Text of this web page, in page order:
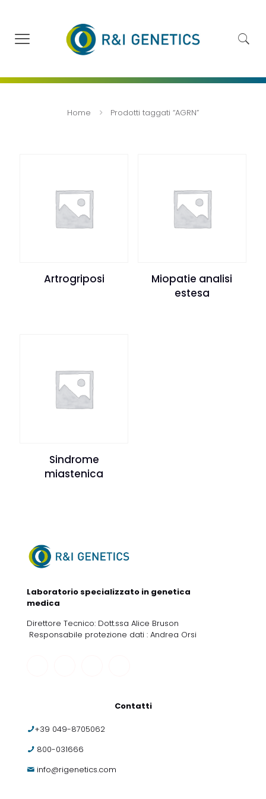
Home Prodotti taggati “AGRN”
Artrogriposi
Miopatie analisi
estesa
Sindrome
miastenica
Laboratorio specializzato in genetica
medica
Direttore Tecnico: Dott.ssa Alice Bruson
Responsabile protezione dati : Andrea Orsi
Contatti
+39 049-8705062
800-031666
info@rigenetics.com